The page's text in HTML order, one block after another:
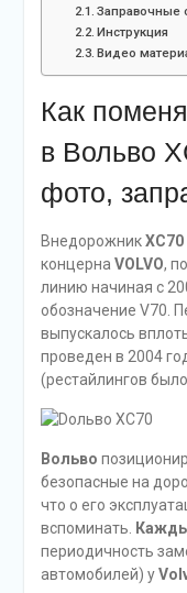
Заправочные
Инструкция
Видео
Как
в Вольво
фото,
ВнедорожникXC70
концернаVOLVO,
линию начиная с
обозначение V70.
выпускалось
проведен в 2004
(рестайлингов
Вольво
безопасные на
что о его
вспоминать.
периодичность
автомобилей) у